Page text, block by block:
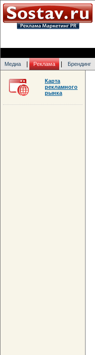
Медиа Реклама Брендинг
Карта
рекламного
рынка